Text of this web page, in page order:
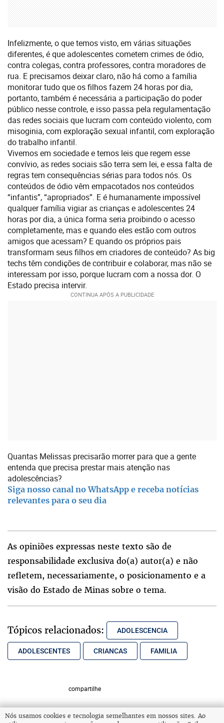
Infelizmente, o que temos visto, em várias situações
diferentes, é que adolescentes cometem crimes de ódio,
contra colegas, contra professores, contra moradores de
rua. E precisamos deixar claro, não há como a família
monitorar tudo que os filhos fazem 24 horas por dia,
portanto, também é necessária a participação do poder
público nesse controle, e isso passa pela regulamentação
das redes sociais que lucram com conteúdo violento, com
misoginia, com exploração sexual infantil, com exploração
do trabalho infantil.
Vivemos em sociedade e temos leis que regem esse
convívio, as redes sociais são terra sem lei, e essa falta de
regras tem consequências sérias para todos nós. Os
conteúdos de ódio vêm empacotados nos conteúdos
“infantis”, “apropriados”. E é humanamente impossível
qualquer família vigiar as crianças e adolescentes 24
horas por dia, a única forma seria proibindo o acesso
completamente, mas e quando eles estão com outros
amigos que acessam? E quando os próprios pais
transformam seus filhos em criadores de conteúdo? As big
techs têm condições de contribuir e colaborar, mas não se
interessam por isso, porque lucram com a nossa dor. O
Estado precisa intervir.
Quantas Melissas precisarão morrer para que a gente
entenda que precisa prestar mais atenção nas
adolescências?
Siga nosso canal no WhatsApp e receba notícias
relevantes para o seu dia
As opiniões expressas neste texto são de
responsabilidade exclusiva do(a) autor(a) e não
refletem, necessariamente, o posicionamento e a
visão do Estado de Minas sobre o tema.
Tópicos relacionados: ADOLESCENCIA
ADOLESCENTES CRIANCAS FAMILIA
compartilhe
Nós usamos cookies e tecnologia semelhantes em nossos sites. Ao